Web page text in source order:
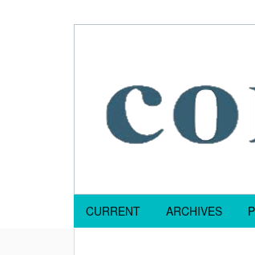
CURRENT ARCHIVES